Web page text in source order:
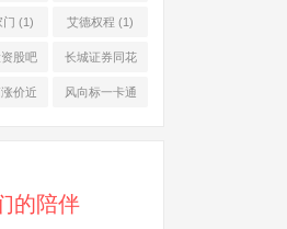
(1)
门 (1) 艾德权程 (1)
股吧 长城证券同花
顺(1)
价近 风向标一卡通
的陪伴